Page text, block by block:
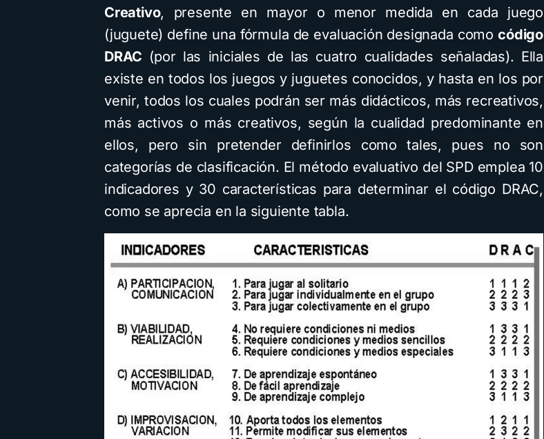
Creativo, presente en mayor o menor medida en cada juego
(juguete) define una fórmula de evaluación designada comocódigo
DRAC (por las iniciales de las cuatro cualidades señaladas). Ella
existe en todos los juegos y juguetes conocidos, y hasta en los por
venir, todos los cuales podrán ser más didácticos, más recreativos,
más activos o más creativos, según la cualidad predominante en
ellos, pero sin pretender definirlos como tales, pues no son
categorías de clasificación. El método evaluativo del SPD emplea 10
indicadores y 30 características para determinar el código DRAC,
como se aprecia en la siguiente tabla.